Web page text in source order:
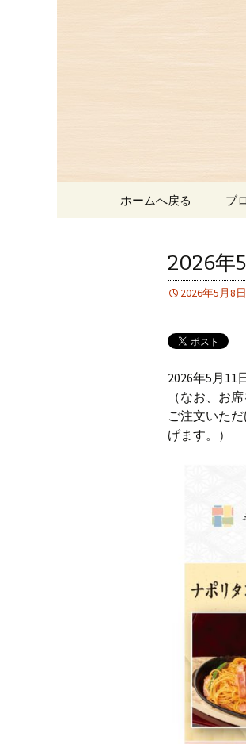
赤
コンテンツへ移動
ホームへ戻る ブ
2026年
2026年5月8日
2026年5月11
（なお、お
ご注文いた
げます。）